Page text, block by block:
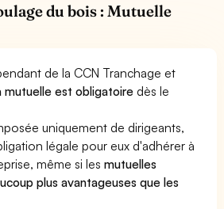
du bois : Mutuelle
de la CCN Tranchage et
mutuelle est obligatoire dès le
uniquement de dirigeants,
légale pour eux d'adhérer à
même si lesmutuelles
plus avantageuses que les